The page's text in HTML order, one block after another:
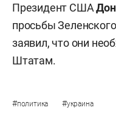
Президент США
просьбы
заявил, что они
Штатам.
#политика #украина